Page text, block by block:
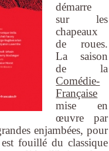
démarre
sur les
chapeaux
de roues.
La saison
de la
Comédie-
Française
mise en
œuvre par
enjambées, pour
fouillé du classique